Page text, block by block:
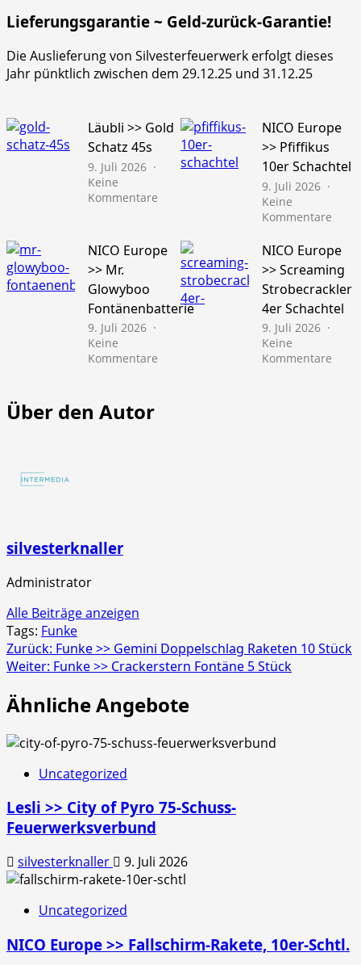
Lieferungsgarantie ~ Geld-zurück-Garantie!
Die Auslieferung von Silvesterfeuerwerk erfolgt dieses
Jahr pünktlich zwischen dem 29.12.25 und 31.12.25
Läubli >> Gold
Schatz 45s
9. Juli 2026
Keine
Kommentare
Gold
Schatz
NICO Europe
>> Pfiffikus
10er Schachtel
9. Juli 2026
Keine
Kommentare
10er
NICO Europe
>> Mr.
Glowyboo
Fontänenbatterie
9. Juli 2026
Keine
Kommentare
NICO Europe
>> Screaming
Strobecrackler
4er Schachtel
9. Juli 2026
Keine
Kommentare
Über den Autor
silvesterknaller
Administrator
Alle Beiträge anzeigen
Tags: Funke
Beitragsnavigation
Zurück: Funke >> Gemini Doppelschlag Raketen 10 Stück
Weiter: Funke >> Crackerstern Fontäne 5 Stück
Ähnliche Angebote
Uncategorized
Lesli >> City of Pyro 75-Schuss-
Feuerwerksverbund
silvesterknaller 9. Juli 2026
Uncategorized
NICO Europe >> Fallschirm-Rakete, 10er-Schtl.